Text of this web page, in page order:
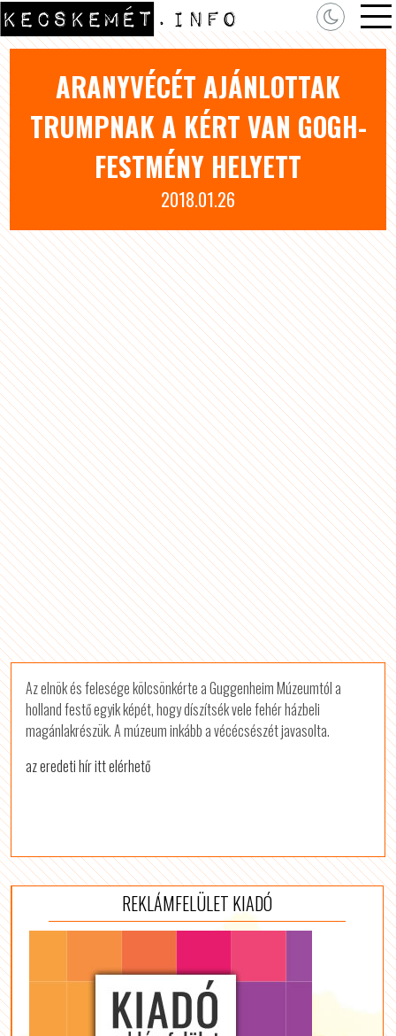
ARANYVÉCÉT AJÁNLOTTAK
TRUMPNAK A KÉRT VAN GOGH-
FESTMÉNY HELYETT
2018.01.26
Az elnök és felesége kölcsönkérte a Guggenheim Múzeumtól a
holland festő egyik képét, hogy díszítsék vele fehér házbeli
magánlakrészük. A múzeum inkább a vécécsészét javasolta.
az eredeti hír itt elérhető
REKLÁMFELÜLET KIADÓ